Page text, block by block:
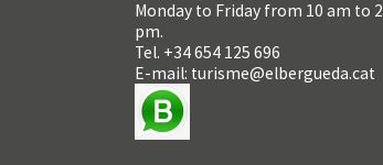
Monday to Friday from 10 am to 2
pm.
Tel. +34 654 125 696
E-mail: turisme@elbergueda.cat